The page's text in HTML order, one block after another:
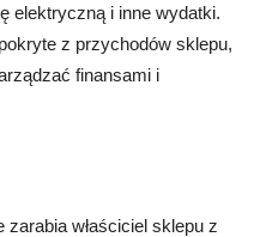
elektryczną i inne wydatki.
z przychodów sklepu,
finansami i
właściciel sklepu z